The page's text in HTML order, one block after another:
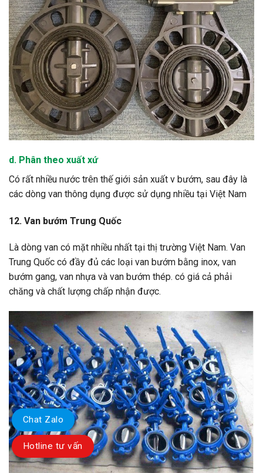
d. Phân theo xuất xứ
Có rất nhiều nước trên thế giới sản xuất v bướm, sau đây là
các dòng van thông dụng được sử dụng nhiều tại Việt Nam
12. Van bướm Trung Quốc
Là dòng van có mặt nhiều nhất tại thị trường Việt Nam. Van
Trung Quốc có đầy đủ các loại van bướm bằng inox, van
bướm gang, van nhựa và van bướm thép. có giá cả phải
chăng và chất lượng chấp nhận được.
Chat Zalo
Hotline tư vấn